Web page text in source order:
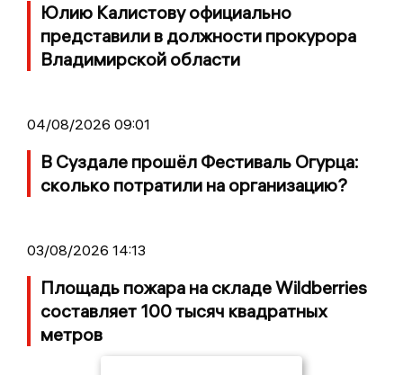
Юлию Калистову официально
представили в должности прокурора
Владимирской области
04/08/2026 09:01
В Суздале прошёл Фестиваль Огурца:
сколько потратили на организацию?
03/08/2026 14:13
Площадь пожара на складе Wildberries
составляет 100 тысяч квадратных
метров